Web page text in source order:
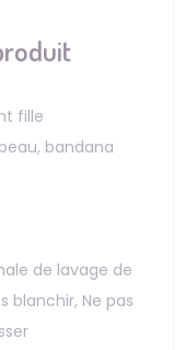
fille
bandana
de lavage de
blanchir, Ne pas